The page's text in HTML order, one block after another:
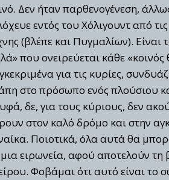
Δεν ήταν παρθενογένεση,
εντός του Χόλιγουντ από
(βλέπε και Πυγμαλίων).
που ονειρεύεται κάθε «κοινός
για τις κυρίες,
στο πρόσωπο ενός πλούσιου
δε, για τους κύριους, δεν
στον καλό δρόμο και στην
Ποιοτικά, όλα αυτά θα
ειρωνεία, αφού αποτελούν τη
Φοβάμαι ότι αυτό είναι το